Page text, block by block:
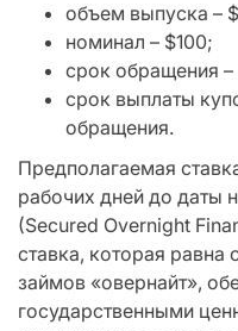
объем выпуска –
номинал – $100;
срок обращения
срок выплаты
обращения.
Предполагаемая
рабочих дней до даты
(Secured Overnight
ставка, которая равна
займов «овернайт»,
государственными